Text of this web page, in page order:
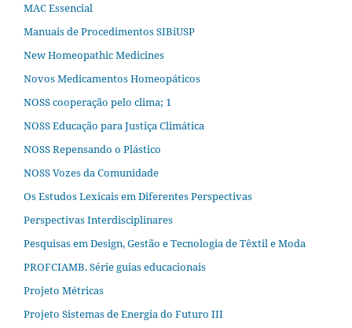
MAC Essencial
Manuais de Procedimentos SIBiUSP
New Homeopathic Medicines
Novos Medicamentos Homeopáticos
NOSS cooperação pelo clima; 1
NOSS Educação para Justiça Climática
NOSS Repensando o Plástico
NOSS Vozes da Comunidade
Os Estudos Lexicais em Diferentes Perspectivas
Perspectivas Interdisciplinares
Pesquisas em Design, Gestão e Tecnologia de Têxtil e Moda
PROFCIAMB. Série guias educacionais
Projeto Métricas
Projeto Sistemas de Energia do Futuro III